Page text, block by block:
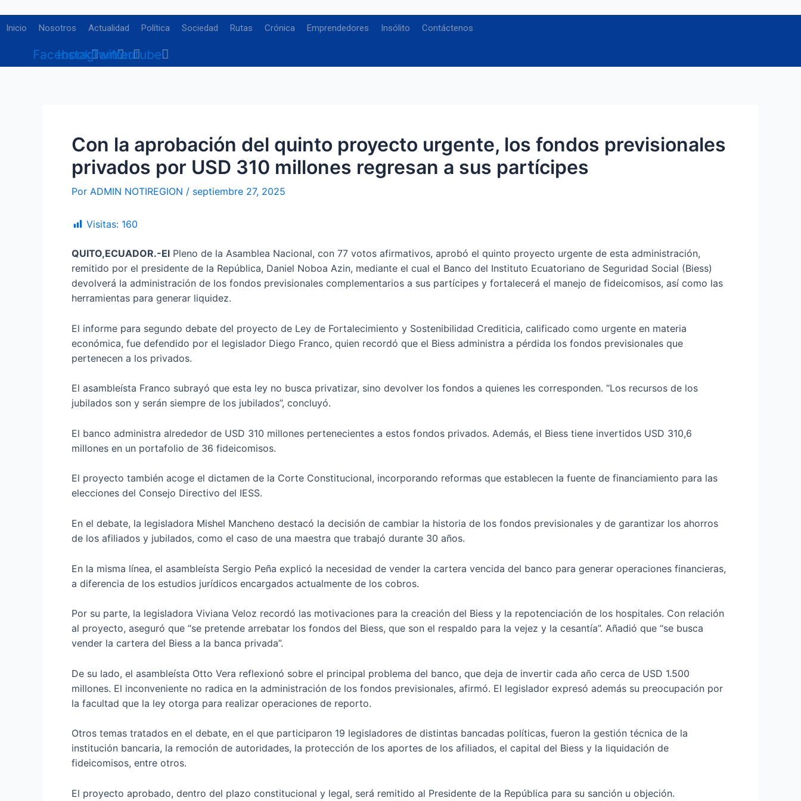
al
Inicio Nosotros Actualidad Política Sociedad Rutas Crónica Emprendedores Insólito Contáctenos
Facebook
Instagram
TwitterYoutube
Con la aprobación del quinto proyecto urgente, los fondos previsionales
privados por USD 310 millones regresan a sus partícipes
Por ADMIN NOTIREGION / septiembre 27, 2025
Visitas: 160
QUITO,ECUADOR.-El Pleno de la Asamblea Nacional, con 77 votos afirmativos, aprobó el quinto proyecto urgente de esta administración,
remitido por el presidente de la República, Daniel Noboa Azin, mediante el cual el Banco del Instituto Ecuatoriano de Seguridad Social (Biess)
devolverá la administración de los fondos previsionales complementarios a sus partícipes y fortalecerá el manejo de fideicomisos, así como las
herramientas para generar liquidez.
El informe para segundo debate del proyecto de Ley de Fortalecimiento y Sostenibilidad Crediticia, calificado como urgente en materia
económica, fue defendido por el legislador Diego Franco, quien recordó que el Biess administra a pérdida los fondos previsionales que
pertenecen a los privados.
El asambleísta Franco subrayó que esta ley no busca privatizar, sino devolver los fondos a quienes les corresponden. “Los recursos de los
jubilados son y serán siempre de los jubilados”, concluyó.
El banco administra alrededor de USD 310 millones pertenecientes a estos fondos privados. Además, el Biess tiene invertidos USD 310,6
millones en un portafolio de 36 fideicomisos.
El proyecto también acoge el dictamen de la Corte Constitucional, incorporando reformas que establecen la fuente de financiamiento para las
elecciones del Consejo Directivo del IESS.
En el debate, la legisladora Mishel Mancheno destacó la decisión de cambiar la historia de los fondos previsionales y de garantizar los ahorros
de los afiliados y jubilados, como el caso de una maestra que trabajó durante 30 años.
En la misma línea, el asambleísta Sergio Peña explicó la necesidad de vender la cartera vencida del banco para generar operaciones financieras,
a diferencia de los estudios jurídicos encargados actualmente de los cobros.
Por su parte, la legisladora Viviana Veloz recordó las motivaciones para la creación del Biess y la repotenciación de los hospitales. Con relación
al proyecto, aseguró que “se pretende arrebatar los fondos del Biess, que son el respaldo para la vejez y la cesantía”. Añadió que “se busca
vender la cartera del Biess a la banca privada”.
De su lado, el asambleísta Otto Vera reflexionó sobre el principal problema del banco, que deja de invertir cada año cerca de USD 1.500
millones. El inconveniente no radica en la administración de los fondos previsionales, afirmó. El legislador expresó además su preocupación por
la facultad que la ley otorga para realizar operaciones de reporto.
Otros temas tratados en el debate, en el que participaron 19 legisladores de distintas bancadas políticas, fueron la gestión técnica de la
institución bancaria, la remoción de autoridades, la protección de los aportes de los afiliados, el capital del Biess y la liquidación de
fideicomisos, entre otros.
El proyecto aprobado, dentro del plazo constitucional y legal, será remitido al Presidente de la República para su sanción u objeción.